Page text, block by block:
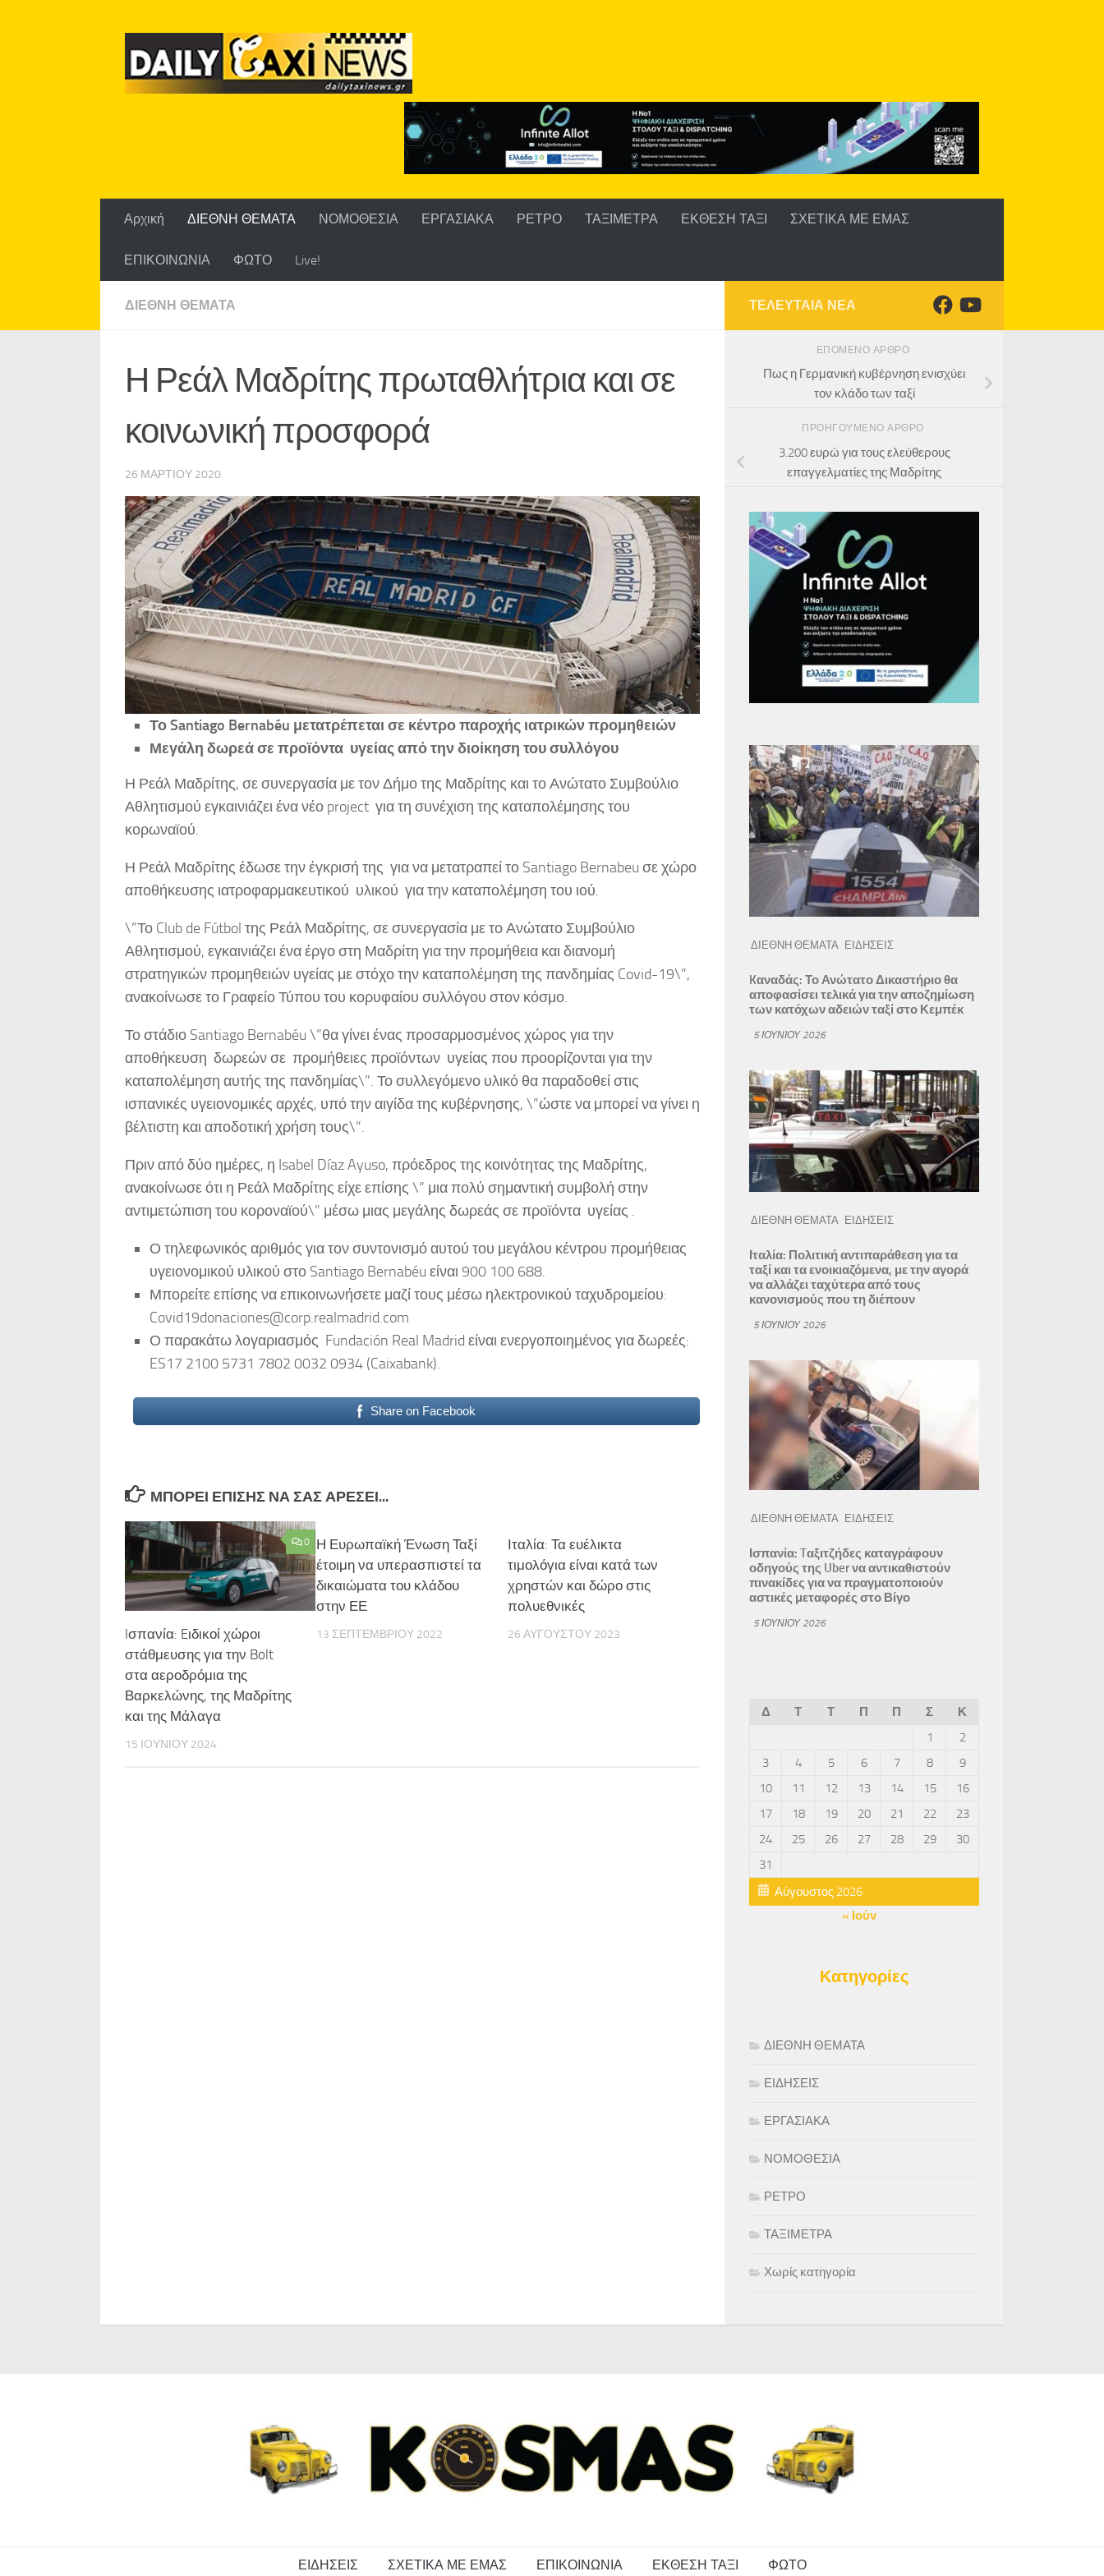
Αρχική ΔΙΕΘΝΗ ΘΕΜΑΤΑ ΝΟΜΟΘΕΣΙΑ ΕΡΓΑΣΙΑΚΑ ΡΕΤΡΟ ΤΑΞΙΜΕΤΡΑ ΕΚΘΕΣΗ ΤΑΞΙ ΣΧΕΤΙΚΑ ΜΕ ΕΜΑΣ
ΕΠΙΚΟΙΝΩΝΙΑ ΦΩΤΟ Live!
ΔΙΕΘΝΗ ΘΕΜΑΤΑ
Η Ρεάλ Μαδρίτης πρωταθλήτρια και σε
κοινωνική προσφορά
26 ΜΑΡΤΊΟΥ 2020
Το Santiago Bernabéu μετατρέπεται σε κέντρο παροχής ιατρικών προμηθειών
Μεγάλη δωρεά σε προϊόντα υγείας από την διοίκηση του συλλόγου
Η Ρεάλ Μαδρίτης, σε συνεργασία με τον Δήμο της Μαδρίτης και το Ανώτατο Συμβούλιο
Αθλητισμού εγκαινιάζει ένα νέο project για τη συνέχιση της καταπολέμησης του
κορωναϊού.
Η Ρεάλ Μαδρίτης έδωσε την έγκρισή της για να μετατραπεί το Santiago Bernabeu σε χώρο
αποθήκευσης ιατροφαρμακευτικού υλικού για την καταπολέμηση του ιού.
\”Το Club de Fútbol της Ρεάλ Μαδρίτης, σε συνεργασία με το Ανώτατο Συμβούλιο
Αθλητισμού, εγκαινιάζει ένα έργο στη Μαδρίτη για την προμήθεια και διανομή
στρατηγικών προμηθειών υγείας με στόχο την καταπολέμηση της πανδημίας Covid-19\”,
ανακοίνωσε το Γραφείο Τύπου του κορυφαίου συλλόγου στον κόσμο.
Το στάδιο Santiago Bernabéu \”θα γίνει ένας προσαρμοσμένος χώρος για την
αποθήκευση δωρεών σε προμήθειες προϊόντων υγείας που προορίζονται για την
καταπολέμηση αυτής της πανδημίας\”. Το συλλεγόμενο υλικό θα παραδοθεί στις
ισπανικές υγειονομικές αρχές, υπό την αιγίδα της κυβέρνησης, \”ώστε να μπορεί να γίνει η
βέλτιστη και αποδοτική χρήση τους\”.
Πριν από δύο ημέρες, η Isabel Díaz Ayuso, πρόεδρος της κοινότητας της Μαδρίτης,
ανακοίνωσε ότι η Ρεάλ Μαδρίτης είχε επίσης \” μια πολύ σημαντική συμβολή στην
αντιμετώπιση του κοροναϊού\” μέσω μιας μεγάλης δωρεάς σε προϊόντα υγείας .
Ο τηλεφωνικός αριθμός για τον συντονισμό αυτού του μεγάλου κέντρου προμήθειας
υγειονομικού υλικού στο Santiago Bernabéu είναι 900 100 688.
Μπορείτε επίσης να επικοινωνήσετε μαζί τους μέσω ηλεκτρονικού ταχυδρομείου:
Covid19donaciones@corp.realmadrid.com
Ο παρακάτω λογαριασμός Fundación Real Madrid είναι ενεργοποιημένος για δωρεές:
ES17 2100 5731 7802 0032 0934 (Caixabank).
Share on Facebook
ΜΠΟΡΕΊ ΕΠΊΣΗΣ ΝΑ ΣΑΣ ΑΡΈΣΕΙ...
0
Iσπανία: Eιδικοί χώροι
στάθμευσης για την Bolt
στα αεροδρόμια της
Βαρκελώνης, της Μαδρίτης
και της Μάλαγα
15 ΙΟΥΝΊΟΥ 2024
Η Ευρωπαϊκή Ένωση Ταξί
έτοιμη να υπερασπιστεί τα
δικαιώματα του κλάδου
στην ΕΕ
13 ΣΕΠΤΕΜΒΡΊΟΥ 2022
Ιταλία: Τα ευέλικτα
τιμολόγια είναι κατά των
χρηστών και δώρο στις
πολυεθνικές
26 ΑΥΓΟΎΣΤΟΥ 2023
ΤΕΛΕΥΤΑΙΑ ΝΕΑ
ΕΠΌΜΕΝΟ ΆΡΘΡΟ
Πως η Γερμανική κυβέρνηση ενισχύει
τον κλάδο των ταξί
ΠΡΟΗΓΟΎΜΕΝΟ ΆΡΘΡΟ
3.200 ευρώ για τους ελεύθερους
επαγγελματίες της Μαδρίτης
ΔΙΕΘΝΗ ΘΕΜΑΤΑ ΕΙΔΗΣΕΙΣ
Kαναδάς: Το Ανώτατο Δικαστήριο θα
αποφασίσει τελικά για την αποζημίωση
των κατόχων αδειών ταξί στο Κεμπέκ
5 ΙΟΥΝΊΟΥ 2026
ΔΙΕΘΝΗ ΘΕΜΑΤΑ ΕΙΔΗΣΕΙΣ
Ιταλία: Πολιτική αντιπαράθεση για τα
ταξί και τα ενοικιαζόμενα, με την αγορά
να αλλάζει ταχύτερα από τους
κανονισμούς που τη διέπουν
5 ΙΟΥΝΊΟΥ 2026
ΔΙΕΘΝΗ ΘΕΜΑΤΑ ΕΙΔΗΣΕΙΣ
Ισπανία: Tαξιτζήδες καταγράφουν
οδηγούς της Uber να αντικαθιστούν
πινακίδες για να πραγματοποιούν
αστικές μεταφορές στο Βίγο
5 ΙΟΥΝΊΟΥ 2026
Αύγουστος 2026
Δ Τ Τ Π Π Σ
Κ
1
2
3
4 5 6 7 8
9
10
11 12 13 14 15
16
17
18 19 20 21 22
23
24
25 26 27 28 29
30
31
« Ιούν
Κατηγορίες
ΔΙΕΘΝΗ ΘΕΜΑΤΑ
ΕΙΔΗΣΕΙΣ
ΕΡΓΑΣΙΑΚΑ
ΝΟΜΟΘΕΣΙΑ
ΡΕΤΡΟ
ΤΑΞΙΜΕΤΡΑ
Χωρίς κατηγορία
ΕΙΔΗΣΕΙΣ ΣΧΕΤΙΚΑ ΜΕ ΕΜΑΣ ΕΠΙΚΟΙΝΩΝΙΑ ΕΚΘΕΣΗ ΤΑΞΙ ΦΩΤΟ